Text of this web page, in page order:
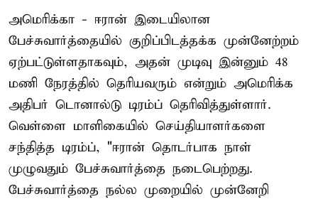
அமெரிக்கா - ஈரான் இடையிலான
பேச்சுவார்த்தையில் குறிப்பிடத்தக்க முன்னேற்றம்
ஏற்பட்டுள்ளதாகவும், அதன் முடிவு இன்னும் 48
மணி நேரத்தில் தெரியவரும் என்றும் அமெரிக்க
அதிபர் டொனால்டு டிரம்ப் தெரிவித்துள்ளார்.
வெள்ளை மாளிகையில் செய்தியாளர்களை
சந்தித்த டிரம்ப், "ஈரான் தொடர்பாக நாள்
முழுவதும் பேச்சுவார்த்தை நடைபெற்றது.
பேச்சுவார்த்தை நல்ல முறையில் முன்னேறி